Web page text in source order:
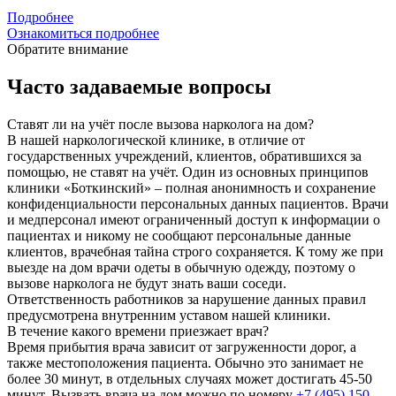
Подробнее
Ознакомиться подробнее
Обратите внимание
Часто задаваемые вопросы
Ставят ли на учёт после вызова нарколога на дом?
В нашей наркологической клинике, в отличие от
государственных учреждений, клиентов, обратившихся за
помощью, не ставят на учёт. Один из основных принципов
клиники «Боткинский» – полная анонимность и сохранение
конфиденциальности персональных данных пациентов. Врачи
и медперсонал имеют ограниченный доступ к информации о
пациентах и никому не сообщают персональные данные
клиентов, врачебная тайна строго сохраняется. К тому же при
выезде на дом врачи одеты в обычную одежду, поэтому о
вызове нарколога не будут знать ваши соседи.
Ответственность работников за нарушение данных правил
предусмотрена внутренним уставом нашей клиники.
В течение какого времени приезжает врач?
Время прибытия врача зависит от загруженности дорог, а
также местоположения пациента. Обычно это занимает не
более 30 минут, в отдельных случаях может достигать 45-50